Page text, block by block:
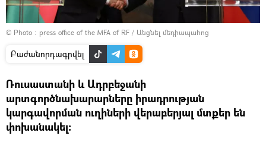
© Photo : press office of the MFA of RF / Անցնել մեդիապահոց
Բաժանորդագրվել
Ռուսաստանի և Ադրբեջանի
արտգործնախարարները իրադրության
կարգավորման ուղիների վերաբերյալ մտքեր են
փոխանակել։